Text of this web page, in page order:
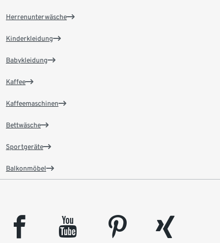
Herrenunterwäsche
Kinderkleidung
Babykleidung
Kaffee
Kaffeemaschinen
Bettwäsche
Sportgeräte
Balkonmöbel
facebook youtube pinterest
xing